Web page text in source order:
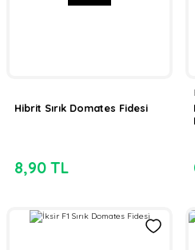
Hibrit Sırık Domates Fidesi
8,90 TL